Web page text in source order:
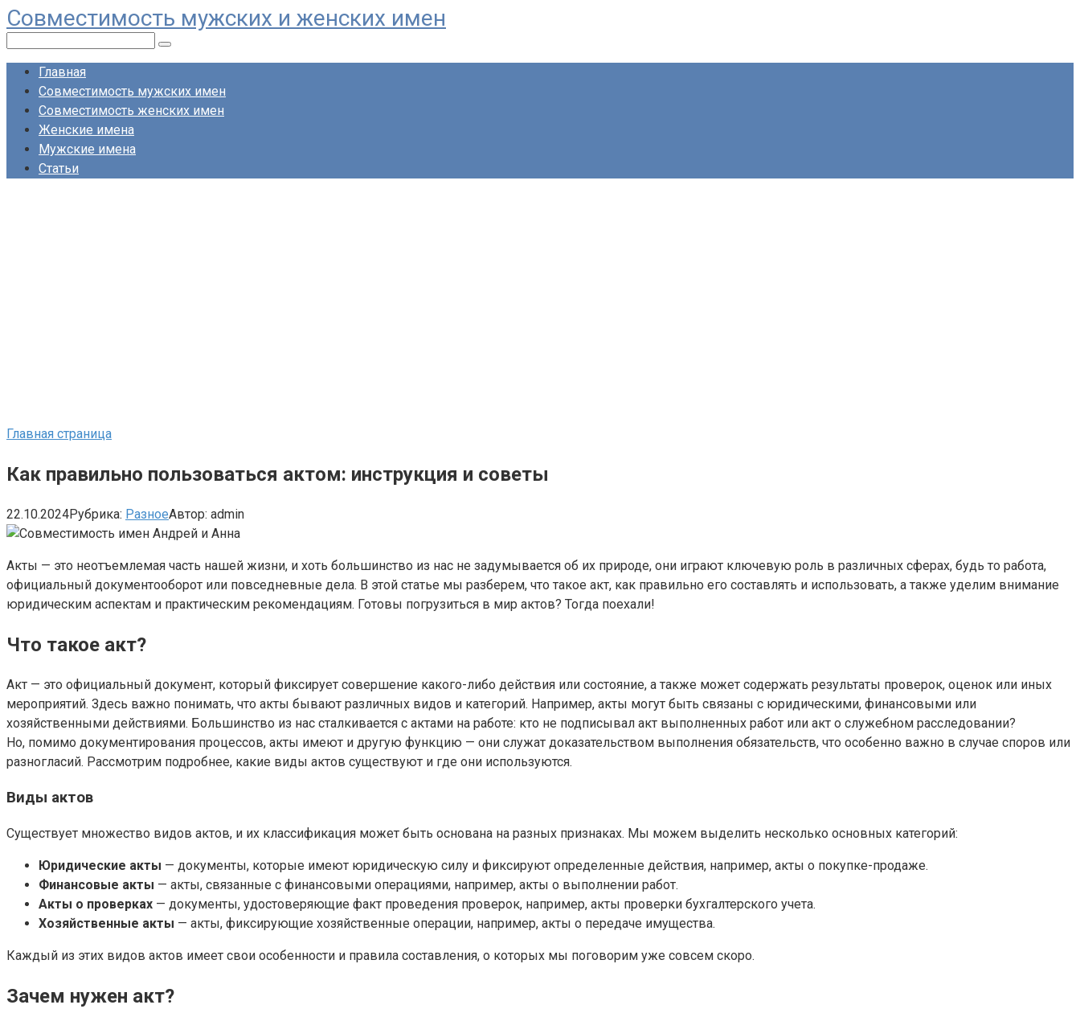
Перейти
к
контенту
Совместимость мужских и женских имен
Главная
Совместимость мужских имен
Совместимость женских имен
Женские имена
Мужские имена
Статьи
Главная страница
Как правильно пользоваться актом: инструкция и советы
22.10.2024Рубрика: РазноеАвтор: admin
Акты — это неотъемлемая часть нашей жизни, и хоть большинство из нас не задумывается об их природе, они играют ключевую роль в различных сферах, будь то работа,
официальный документооборот или повседневные дела. В этой статье мы разберем, что такое акт, как правильно его составлять и использовать, а также уделим внимание
юридическим аспектам и практическим рекомендациям. Готовы погрузиться в мир актов? Тогда поехали!
Что такое акт?
Акт — это официальный документ, который фиксирует совершение какого-либо действия или состояние, а также может содержать результаты проверок, оценок или иных
мероприятий. Здесь важно понимать, что акты бывают различных видов и категорий. Например, акты могут быть связаны с юридическими, финансовыми или
хозяйственными действиями. Большинство из нас сталкивается с актами на работе: кто не подписывал акт выполненных работ или акт о служебном расследовании?
Но, помимо документирования процессов, акты имеют и другую функцию — они служат доказательством выполнения обязательств, что особенно важно в случае споров или
разногласий. Рассмотрим подробнее, какие виды актов существуют и где они используются.
Виды актов
Существует множество видов актов, и их классификация может быть основана на разных признаках. Мы можем выделить несколько основных категорий:
Юридические акты — документы, которые имеют юридическую силу и фиксируют определенные действия, например, акты о покупке-продаже.
Финансовые акты — акты, связанные с финансовыми операциями, например, акты о выполнении работ.
Акты о проверках — документы, удостоверяющие факт проведения проверок, например, акты проверки бухгалтерского учета.
Хозяйственные акты — акты, фиксирующие хозяйственные операции, например, акты о передаче имущества.
Каждый из этих видов актов имеет свои особенности и правила составления, о которых мы поговорим уже совсем скоро.
Зачем нужен акт?